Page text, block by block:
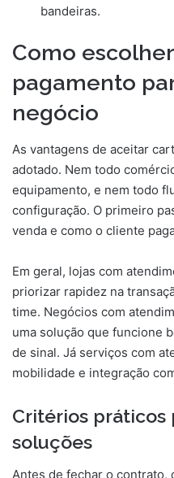
bandeiras.
Como
pagamento
negócio
As vantagens de aceitar
adotado. Nem todo
equipamento, e nem todo
configuração. O primeiro
venda e como o cliente
Em geral, lojas com
priorizar rapidez na
time. Negócios com
uma solução que funcione
de sinal. Já serviços com
mobilidade e integração
Critérios práticos
soluções
Antes de fechar o contrato,